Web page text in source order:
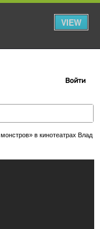
VIEW
Войти
кинотеатрах Владивостока. Купить билеты!